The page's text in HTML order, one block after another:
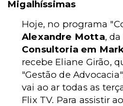
Migalhíssimas
Hoje, no programa
Alexandre Motta, da
Consultoria em
recebe Eliane Girão,
"Gestão de
vai ao ar todas as
Flix TV. Para assistir